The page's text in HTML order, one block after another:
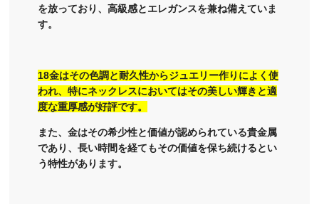
を放っており、高級感とエレガンスを兼ね備えていま
す。
18金はその色調と耐久性からジュエリー作りによく使
われ、特にネックレスにおいてはその美しい輝きと適
度な重厚感が好評です。
また、金はその希少性と価値が認められている貴金属
であり、長い時間を経てもその価値を保ち続けるとい
う特性があります。